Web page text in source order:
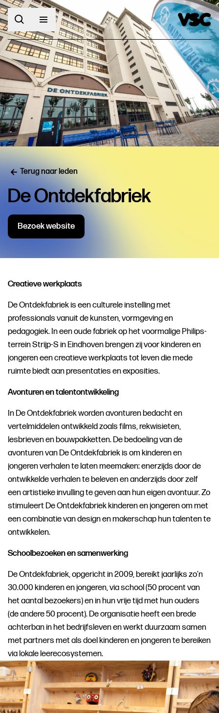
Terug naar leden
De Ontdekfabriek
Bezoek website
Creatieve werkplaats
De Ontdekfabriek is een culturele instelling met
professionals vanuit de kunsten, vormgeving en
pedagogiek. In een oude fabriek op het voormalige Philips-
terrein Strijp-S in Eindhoven brengen zij voor kinderen en
jongeren een creatieve werkplaats tot leven die mede
ruimte biedt aan presentaties en exposities.
Avonturen en talentontwikkeling
In De Ontdekfabriek worden avonturen bedacht en
vertelmiddelen ontwikkeld zoals films, rekwisieten,
lesbrieven en bouwpakketten. De bedoeling van de
avonturen van De Ontdekfabriek is om kinderen en
jongeren verhalen te laten meemaken: enerzijds door de
ontwikkelde verhalen te beleven en anderzijds door zelf
een artistieke invulling te geven aan hun eigen avontuur. Zo
stimuleert De Ontdekfabriek kinderen en jongeren om met
een combinatie van design en makerschap hun talenten te
ontwikkelen.
Schoolbezoeken en samenwerking
De Ontdekfabriek, opgericht in 2009, bereikt jaarlijks zo’n
30.000 kinderen en jongeren, via school (50 procent van
het aantal bezoekers) en in hun vrije tijd met hun ouders
(de andere 50 procent). De organisatie heeft een brede
achterban in het bedrijfsleven en werkt duurzaam samen
met partners met als doel kinderen en jongeren te bereiken
via lokale leerecosystemen.